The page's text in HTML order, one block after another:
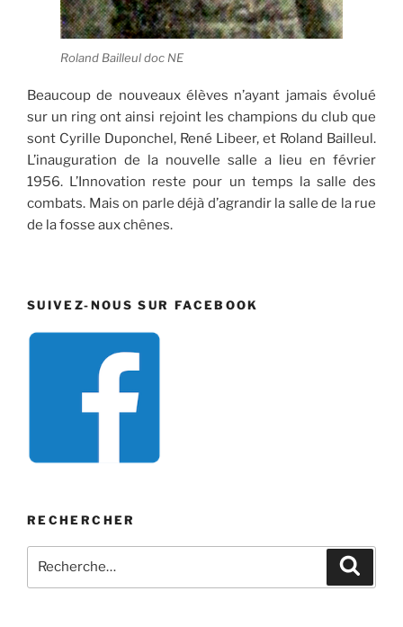
Roland Bailleul doc NE
Beaucoup de nouveaux élèves n’ayant jamais évolué
sur un ring ont ainsi rejoint les champions du club que
sont Cyrille Duponchel, René Libeer, et Roland Bailleul.
L’inauguration de la nouvelle salle a lieu en février
1956. L’Innovation reste pour un temps la salle des
combats. Mais on parle déjà d’agrandir la salle de la rue
de la fosse aux chênes.
SUIVEZ-NOUS SUR FACEBOOK
RECHERCHER
pour